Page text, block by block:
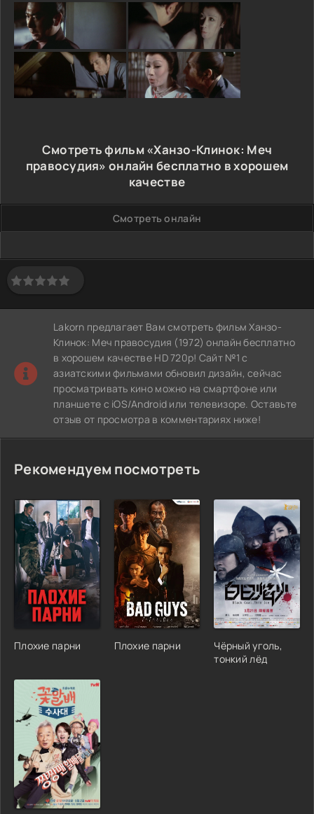
Смотреть фильм «Ханзо-Клинок: Меч
правосудия» онлайн бесплатно в хорошем
качестве
Смотреть онлайн
Lakorn предлагает Вам смотреть фильм Ханзо-
Клинок: Меч правосудия (1972) онлайн бесплатно
в хорошем качестве HD 720p! Сайт №1 с
азиатскими фильмами обновил дизайн, сейчас
просматривать кино можно на смартфоне или
планшете с iOS/Android или телевизоре. Оставьте
отзыв от просмотра в комментариях ниже!
Рекомендуем посмотреть
Плохие парни Плохие парни
Чёрный уголь,
тонкий лёд